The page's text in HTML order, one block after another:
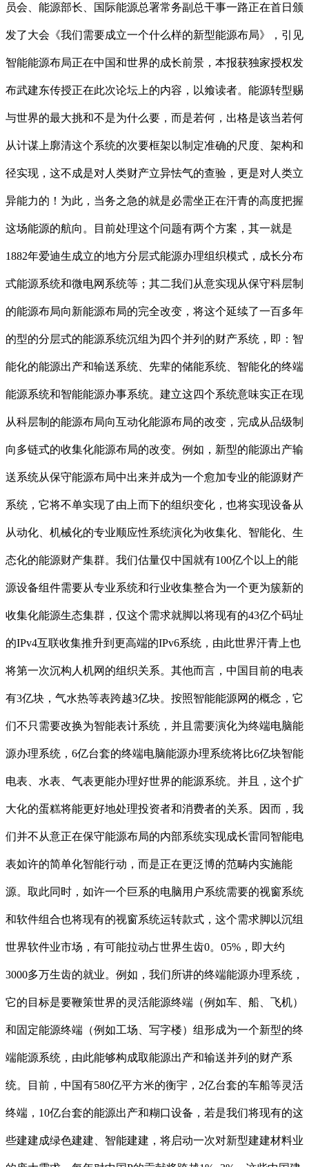
员会、能源部长、国际能源总署常务副总干事一路正在首日颁
发了大会《我们需要成立一个什么样的新型能源布局》，引见
智能能源布局正在中国和世界的成长前景，本报获独家授权发
布武建东传授正在此次论坛上的内容，以飨读者。能源转型赐
与世界的最大挑和不是为什么要，而是若何，出格是该当若何
从计谋上廓清这个系统的次要框架以制定准确的尺度、架构和
径实现，这不成是对人类财产立异怯气的查验，更是对人类立
异能力的！为此，当务之急的就是必需坐正在汗青的高度把握
这场能源的航向。目前处理这个问题有两个方案，其一就是
1882年爱迪生成立的地方分层式能源办理组织模式，成长分布
式能源系统和微电网系统等；其二我们从意实现从保守科层制
的能源布局向新能源布局的完全改变，将这个延续了一百多年
的型的分层式的能源系统沉组为四个并列的财产系统，即：智
能化的能源出产和输送系统、先辈的储能系统、智能化的终端
能源系统和智能能源办事系统。建立这四个系统意味实正在现
从科层制的能源布局向互动化能源布局的改变，完成从品级制
向多链式的收集化能源布局的改变。例如，新型的能源出产输
送系统从保守能源布局中出来并成为一个愈加专业的能源财产
系统，它将不单实现了由上而下的组织变化，也将实现设备从
从动化、机械化的专业顺应性系统演化为收集化、智能化、生
态化的能源财产集群。我们估量仅中国就有100亿个以上的能
源设备组件需要从专业系统和行业收集整合为一个更为簇新的
收集化能源生态集群，仅这个需求就脚以将现有的43亿个码址
的IPv4互联收集推升到更高端的IPv6系统，由此世界汗青上也
将第一次沉构人机网的组织关系。其他而言，中国目前的电表
有3亿块，气水热等表跨越3亿块。按照智能能源网的概念，它
们不只需要改换为智能表计系统，并且需要演化为终端电脑能
源办理系统，6亿台套的终端电脑能源办理系统将比6亿块智能
电表、水表、气表更能办理好世界的能源系统。并且，这个扩
大化的蛋糕将能更好地处理投资者和消费者的关系。因而，我
们并不从意正在保守能源布局的内部系统实现成长雷同智能电
表如许的简单化智能行动，而是正在更泛博的范畴内实施能
源。取此同时，如许一个巨系的电脑用户系统需要的视窗系统
和软件组合也将现有的视窗系统运转款式，这个需求脚以沉组
世界软件业市场，有可能拉动占世界生齿0。05%，即大约
3000多万生齿的就业。例如，我们所讲的终端能源办理系统，
它的目标是要鞭策世界的灵活能源终端（例如车、船、飞机）
和固定能源终端（例如工场、写字楼）组形成为一个新型的终
端能源系统，由此能够构成取能源出产和输送并列的财产系
统。目前，中国有580亿平方米的衡宇，2亿台套的车船等灵活
终端，10亿台套的能源出产和糊口设备，若是我们将现有的这
些建建成绿色建建、智能建建，将启动一次对新型建建材料业